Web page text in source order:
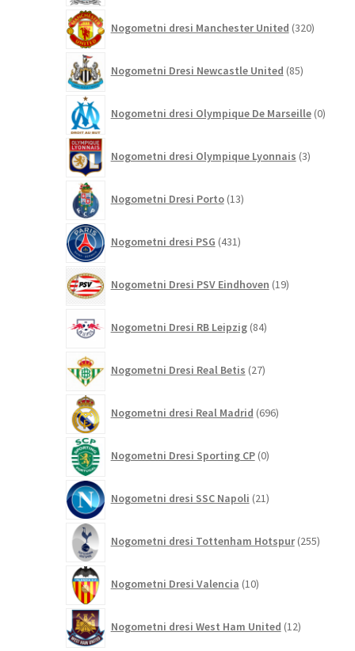
Nogometni dresi Manchester United 320izdelkov
Nogometni Dresi Newcastle United 85izdelkov
Nogometni dresi Olympique De Marseille 0
Nogometni dresi Olympique Lyonnais 3izdelki
Nogometni Dresi Porto 13izdelkov
Nogometni dresi PSG 431izdelkov
Nogometni Dresi PSV Eindhoven 19izdelkov
Nogometni Dresi RB Leipzig 84izdelkov
Nogometni Dresi Real Betis 27izdelkov
Nogometni dresi Real Madrid 696izdelkov
Nogometni Dresi Sporting CP 0izdelkov
Nogometni dresi SSC Napoli 21izdelkov
Nogometni dresi Tottenham Hotspur 255
Nogometni Dresi Valencia 10izdelkov
Nogometni dresi West Ham United 12izdelkov